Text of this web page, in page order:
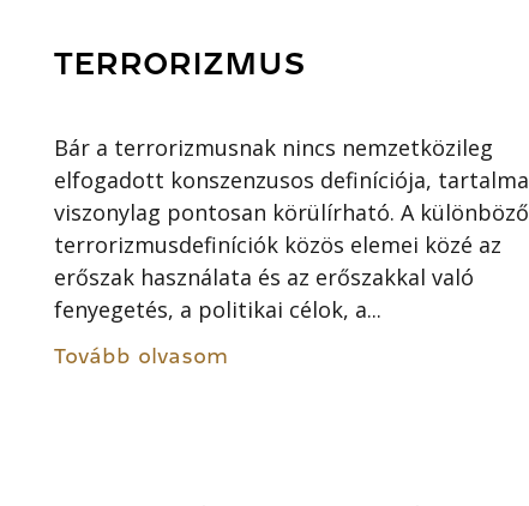
TERRORIZMUS
Bár a terrorizmusnak nincs nemzetközileg
elfogadott konszenzusos definíciója, tartalma
viszonylag pontosan körülírható. A különböző
terrorizmusdefiníciók közös elemei közé az
erőszak használata és az erőszakkal való
fenyegetés, a politikai célok, a...
Tovább olvasom